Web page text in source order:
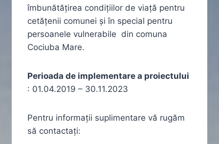
îmbunătățirea condițiilor de viață pentru
cetățenii comunei și în special pentru
persoanele vulnerabile din comuna
Cociuba Mare.
Perioada de implementare a proiectului
: 01.04.2019 – 30.11.2023
Pentru informaţii suplimentare vă rugăm
să contactaţi: